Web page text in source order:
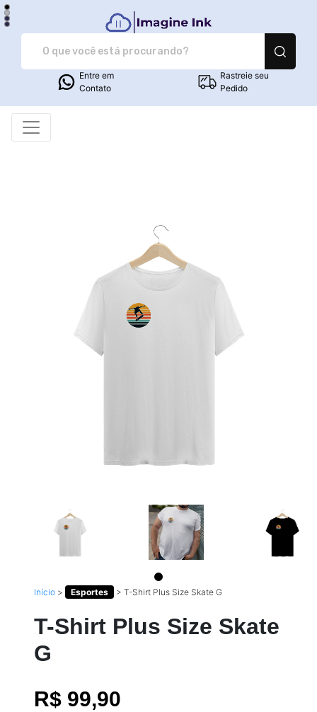
Imagine Ink -
Entre em
Contato
Rastreie seu
Pedido
Início > Esportes > T-Shirt Plus Size Skate G
T-Shirt Plus Size Skate
G
R$ 99,90